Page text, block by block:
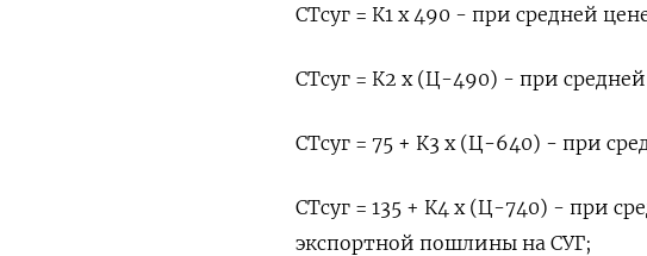
СТсуг = К1 x 490 - при средней
СТсуг = ‌К2 x (Ц-490) - при
СТсуг = 75 + К3 x (Ц-640) - при
СТсуг = 135 + К4 x (Ц-740) - при
‌экспортной пошлины на СУГ;